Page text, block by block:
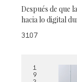
Después de que
hacia lo digital
3107
1
9